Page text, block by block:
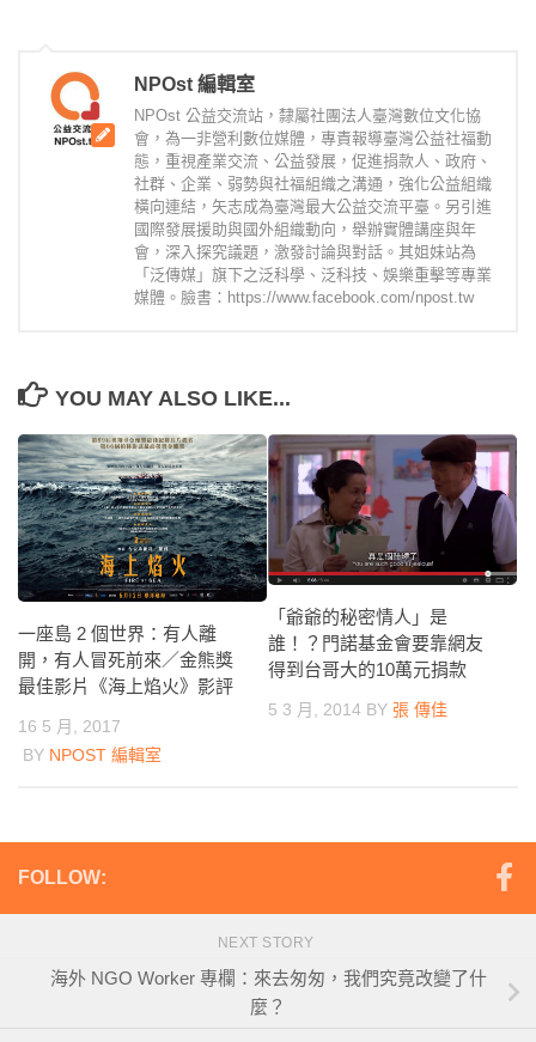
NPOst 編輯室
NPOst 公益交流站，隸屬社團法人臺灣數位文化協
會，為一非營利數位媒體，專責報導臺灣公益社福動
態，重視產業交流、公益發展，促進捐款人、政府、
社群、企業、弱勢與社福組織之溝通，強化公益組織
橫向連結，矢志成為臺灣最大公益交流平臺。另引進
國際發展援助與國外組織動向，舉辦實體講座與年
會，深入探究議題，激發討論與對話。其姐妹站為
「泛傳媒」旗下之泛科學、泛科技、娛樂重擊等專業
媒體。臉書：https://www.facebook.com/npost.tw
YOU MAY ALSO LIKE...
一座島 2 個世界：有人離
開，有人冒死前來／金熊獎
最佳影片《海上焰火》影評
16 5 月, 2017
BY NPOST 編輯室
「爺爺的秘密情人」是
誰！？門諾基金會要靠網友
得到台哥大的10萬元捐款
5 3 月, 2014 BY 張 傳佳
FOLLOW:
NEXT STORY
海外 NGO Worker 專欄：來去匆匆，我們究竟改變了什
麼？